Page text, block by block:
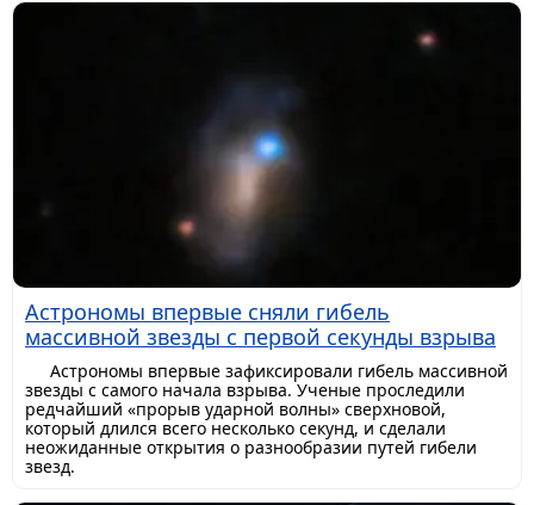
Астрономы впервые сняли гибель
массивной звезды с первой секунды взрыва
Астрономы впервые зафиксировали гибель массивной
звезды с самого начала взрыва. Ученые проследили
редчайший «прорыв ударной волны» сверхновой,
который длился всего несколько секунд, и сделали
неожиданные открытия о разнообразии путей гибели
звезд.